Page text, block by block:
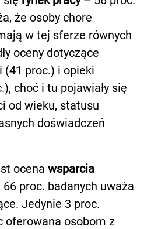
że osoby chore
w tej sferze równych
oceny dotyczące
(41 proc.) i opieki
choć i tu pojawiały się
od wieku, statusu
doświadczeń
ocena wsparcia
proc. badanych uważa
Jedynie 3 proc.
oferowana osobom z